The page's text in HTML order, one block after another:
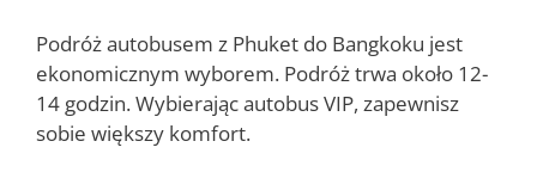
Podróż autobusem z Phuket do Bangkoku jest
ekonomicznym wyborem. Podróż trwa około 12-
14 godzin. Wybierając autobus VIP, zapewnisz
sobie większy komfort.